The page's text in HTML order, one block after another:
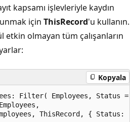
kapsamı işlevleriyle kaydın
için ThisRecord'u kullanın.
etkin olmayan tüm çalışanların
Kopyala
Filter( Employees,